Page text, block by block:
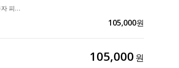
일양약품 "멀티부스트 저분자 피쉬콜라겐 2g×30포 3개+마블손거울+메세지카드+손잡이패키지" 3set 210,000>>105,000
105,000원
105,000 원